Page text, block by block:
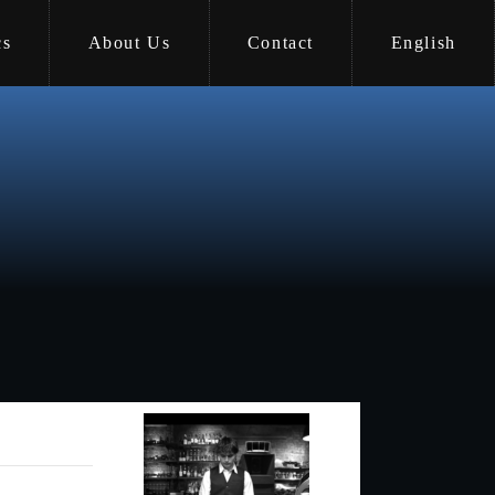
About Us Contact English